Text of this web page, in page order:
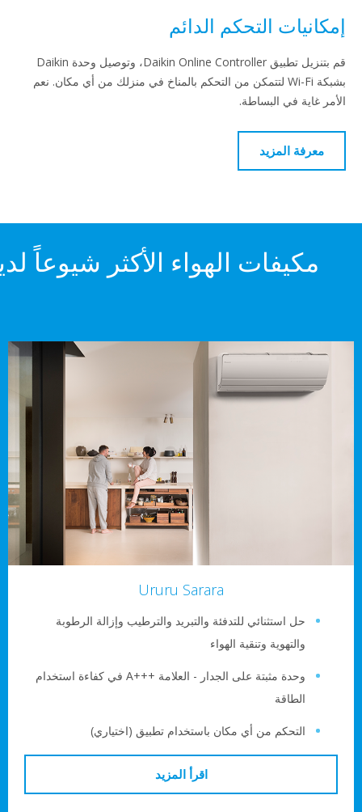
التحكم الدائم
قم بتنزيل تطبيق Daikin Online Controller، وتوصيل وحدة Daikin
بشبكة Wi-Fi لتتمكن من التحكم بالمناخ في منزلك من أي مكان. نعم
في البساطة.
المزيد
الهواء الأكثر شيوعاً لدينا
Ururu Sarara
استثنائي للتدفئة والتبريد والترطيب وإزالة الرطوبة
وتنقية الهواء
وحدة مثبتة على الجدار - العلامة A+++‎ في كفاءة استخدام
من أي مكان باستخدام تطبيق (اختياري)